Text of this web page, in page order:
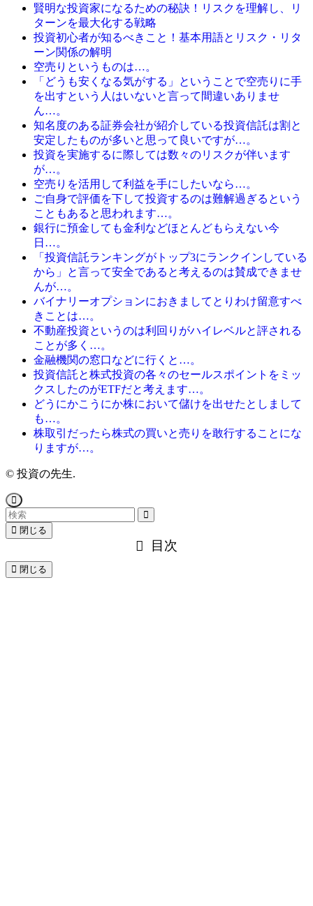
賢明な投資家になるための秘訣！リスクを理解し、リ
ターンを最大化する戦略
投資初心者が知るべきこと！基本用語とリスク・リタ
ーン関係の解明
空売りというものは…。
「どうも安くなる気がする」ということで空売りに手
を出すという人はいないと言って間違いありませ
ん…。
知名度のある証券会社が紹介している投資信託は割と
安定したものが多いと思って良いですが…。
投資を実施するに際しては数々のリスクが伴います
が…。
空売りを活用して利益を手にしたいなら…。
ご自身で評価を下して投資するのは難解過ぎるという
こともあると思われます…。
銀行に預金しても金利などほとんどもらえない今
日…。
「投資信託ランキングがトップ3にランクインしている
から」と言って安全であると考えるのは賛成できませ
んが…。
バイナリーオプションにおきましてとりわけ留意すべ
きことは…。
不動産投資というのは利回りがハイレベルと評される
ことが多く…。
金融機関の窓口などに行くと…。
投資信託と株式投資の各々のセールスポイントをミッ
クスしたのがETFだと考えます…。
どうにかこうにか株において儲けを出せたとしまして
も…。
株取引だったら株式の買いと売りを敢行することにな
りますが…。
© 投資の先生.
閉じる
目次
閉じる